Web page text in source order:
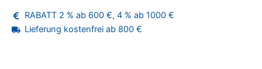
Regenrinne
Alu
RABATT 2 % ab 600 €, 4 % ab 1000 €
Lieferung kostenfrei ab 800 €